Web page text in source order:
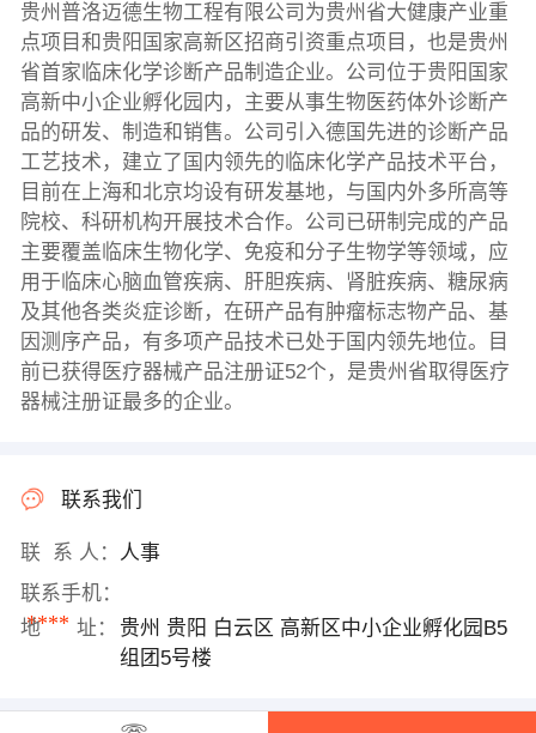
贵州普洛迈德生物工程有限公司为贵州省大健康产业重
点项目和贵阳国家高新区招商引资重点项目，也是贵州
省首家临床化学诊断产品制造企业。公司位于贵阳国家
高新中小企业孵化园内，主要从事生物医药体外诊断产
品的研发、制造和销售。公司引入德国先进的诊断产品
工艺技术，建立了国内领先的临床化学产品技术平台，
目前在上海和北京均设有研发基地，与国内外多所高等
院校、科研机构开展技术合作。公司已研制完成的产品
主要覆盖临床生物化学、免疫和分子生物学等领域，应
用于临床心脑血管疾病、肝胆疾病、肾脏疾病、糖尿病
及其他各类炎症诊断，在研产品有肿瘤标志物产品、基
因测序产品，有多项产品技术已处于国内领先地位。目
前已获得医疗器械产品注册证52个，是贵州省取得医疗
器械注册证最多的企业。
联系我们
联 系 人： 人事
联系手机：
****
地 址：
贵州 贵阳 白云区 高新区中小企业孵化园B5
组团5号楼